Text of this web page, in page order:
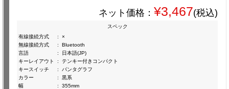
ネット価格： ¥3,467(税込)
スペック
有線接続方式
:
×
無線接続方式
:
Bluetooth
言語
:
日本語(JP)
キーレイアウト
:
テンキー付きコンパクト
キースイッチ
:
パンタグラフ
カラー
:
黒系
幅
:
355mm